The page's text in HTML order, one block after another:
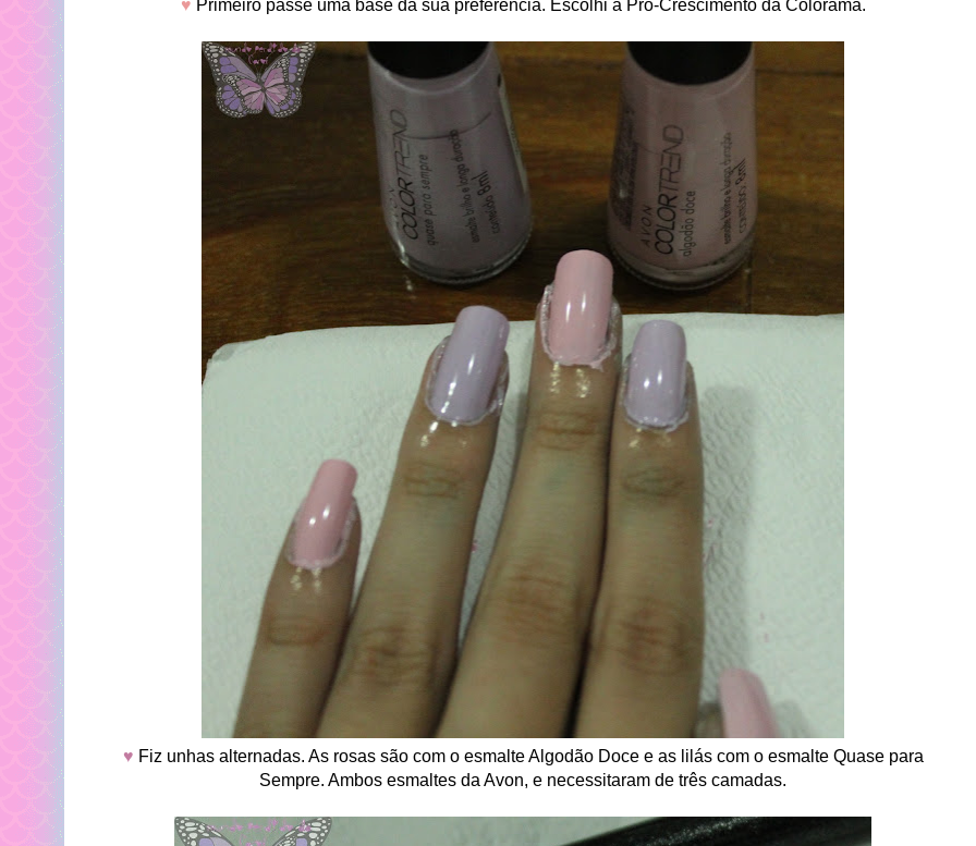
♥ Primeiro passe uma base da sua preferência. Escolhi a Pró-Crescimento da Colorama.
♥ Fiz unhas alternadas. As rosas são com o esmalte Algodão Doce e as lilás com o esmalte Quase para
Sempre. Ambos esmaltes da Avon, e necessitaram de três camadas.